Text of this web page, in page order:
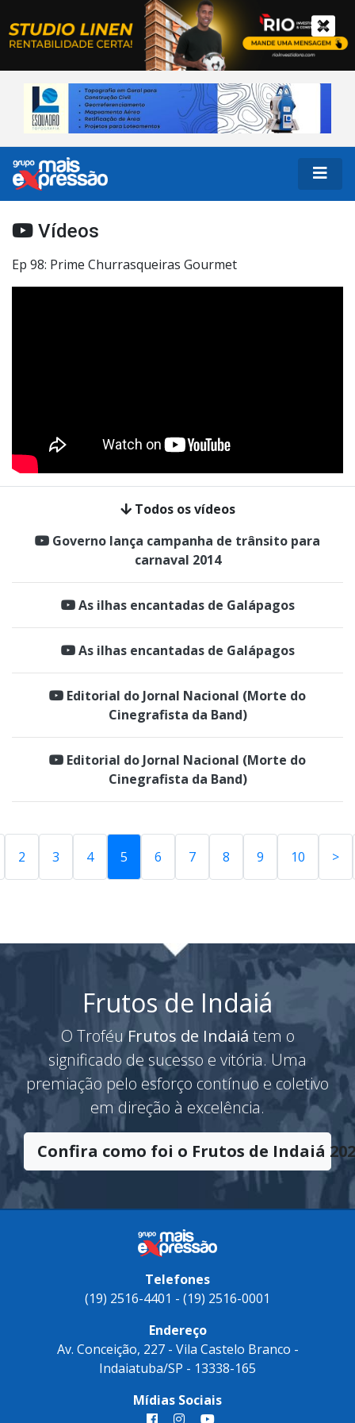
Vídeos
Ep 98: Prime Churrasqueiras Gourmet
Todos os vídeos
Governo lança campanha de trânsito para
carnaval 2014
As ilhas encantadas de Galápagos
As ilhas encantadas de Galápagos
Editorial do Jornal Nacional (Morte do
Cinegrafista da Band)
Editorial do Jornal Nacional (Morte do
Cinegrafista da Band)
2 3 4 5 6 7 8 9 10 >
Frutos de Indaiá
O TroféuFrutos de Indaiá tem o
significado de sucesso e vitória. Uma
premiação pelo esforço contínuo e coletivo
em direção à excelência.
Confira como foi o Frutos de Indaiá
Telefones
(19) 2516-4401 - (19) 2516-0001
Endereço
Av. Conceição, 227 - Vila Castelo Branco -
Indaiatuba/SP - 13338-165
Mídias Sociais